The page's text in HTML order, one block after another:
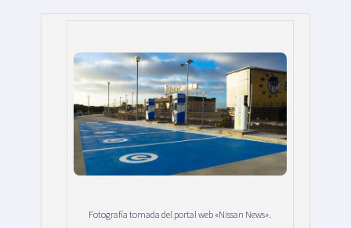
Fotografía tomada del portal web «Nissan News».